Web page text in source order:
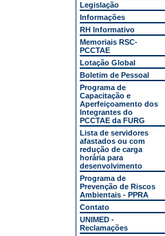
Legislação
Informações
RH Informativo
Memoriais RSC-
PCCTAE
Lotação Global
Boletim de Pessoal
Programa de
Capacitação e
Aperfeiçoamento dos
Integrantes do
PCCTAE da FURG
Lista de servidores
afastados ou com
redução de carga
horária para
desenvolvimento
Programa de
Prevenção de Riscos
Ambientais - PPRA
Contato
UNIMED -
Reclamações